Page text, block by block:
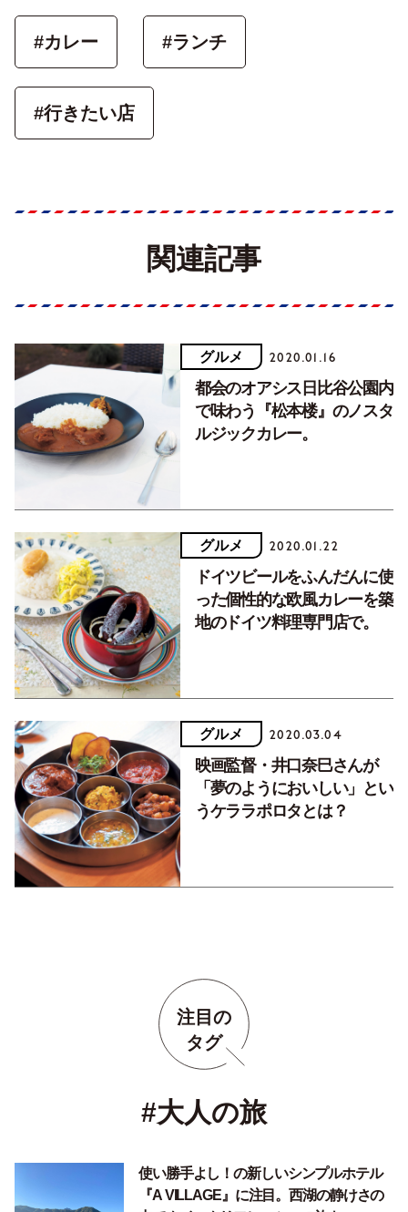
#カレー #ランチ
#行きたい店
関連記事
グルメ 2020.01.16
都会のオアシス日比谷公園内
で味わう『松本楼』のノスタ
ルジックカレー。
グルメ 2020.01.22
ドイツビールをふんだんに使
った個性的な欧風カレーを築
地のドイツ料理専門店で。
グルメ 2020.03.04
映画監督・井口奈巳さんが
「夢のようにおいしい」とい
うケララポロタとは？
注目の
タグ
#大人の旅
使い勝手よし！の新しいシンプルホテル
『A VILLAGE』に注目。西湖の静けさの